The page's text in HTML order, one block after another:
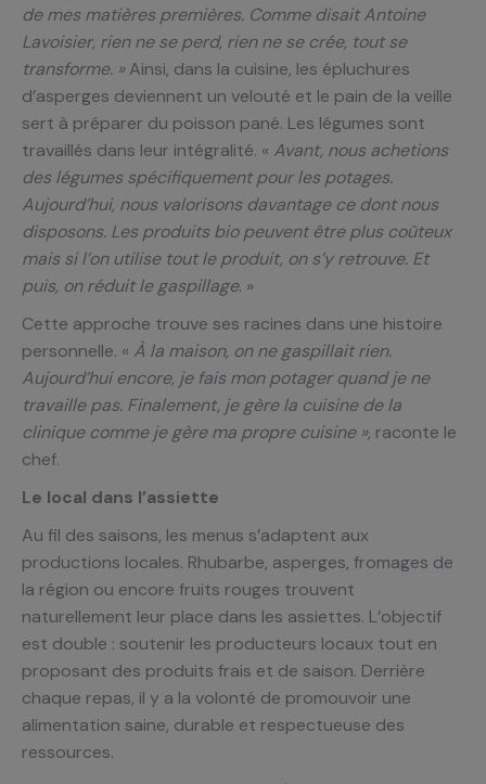
de mes matières premières. Comme disait Antoine
Lavoisier, rien ne se perd, rien ne se crée, tout se
transforme. »Ainsi, dans la cuisine, les épluchures
d’asperges deviennent un velouté et le pain de la veille
sert à préparer du poisson pané. Les légumes sont
travaillés dans leur intégralité. « Avant, nous achetions
des légumes spécifiquement pour les potages.
Aujourd’hui, nous valorisons davantage ce dont nous
disposons. Les produits bio peuvent être plus coûteux
mais si l’on utilise tout le produit, on s’y retrouve. Et
puis, on réduit le gaspillage. »
Cette approche trouve ses racines dans une histoire
personnelle. « À la maison, on ne gaspillait rien.
Aujourd’hui encore, je fais mon potager quand je ne
travaille pas. Finalement, je gère la cuisine de la
clinique comme je gère ma propre cuisine », raconte le
chef.
Le local dans l’assiette
Au fil des saisons, les menus s’adaptent aux
productions locales. Rhubarbe, asperges, fromages de
la région ou encore fruits rouges trouvent
naturellement leur place dans les assiettes. L’objectif
est double : soutenir les producteurs locaux tout en
proposant des produits frais et de saison. Derrière
chaque repas, il y a la volonté de promouvoir une
alimentation saine, durable et respectueuse des
ressources.